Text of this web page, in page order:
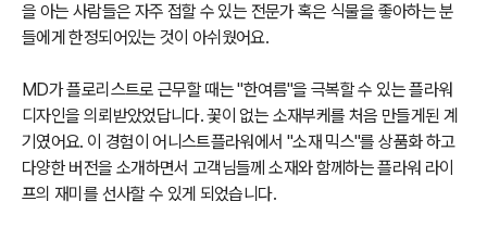
을 아는 사람들은 자주 접할 수 있는 전문가 혹은 식물을 좋아하는 분
들에게 한정되어있는 것이 아쉬웠어요.
MD가 플로리스트로 근무할 때는 "한여름"을 극복할 수 있는 플라워
디자인을 의뢰받았었답니다. 꽃이 없는 소재부케를 처음 만들게된 계
기였어요. 이 경험이 어니스트플라워에서 "소재 믹스"를 상품화 하고
다양한 버전을 소개하면서 고객님들께 소재와 함께하는 플라워 라이
프의 재미를 선사할 수 있게 되었습니다.